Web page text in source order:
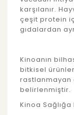
karşılanır.
çeşit protein
gıdalardan
Kinoanın
bitkisel
belirlenmiştir.
Kinoa